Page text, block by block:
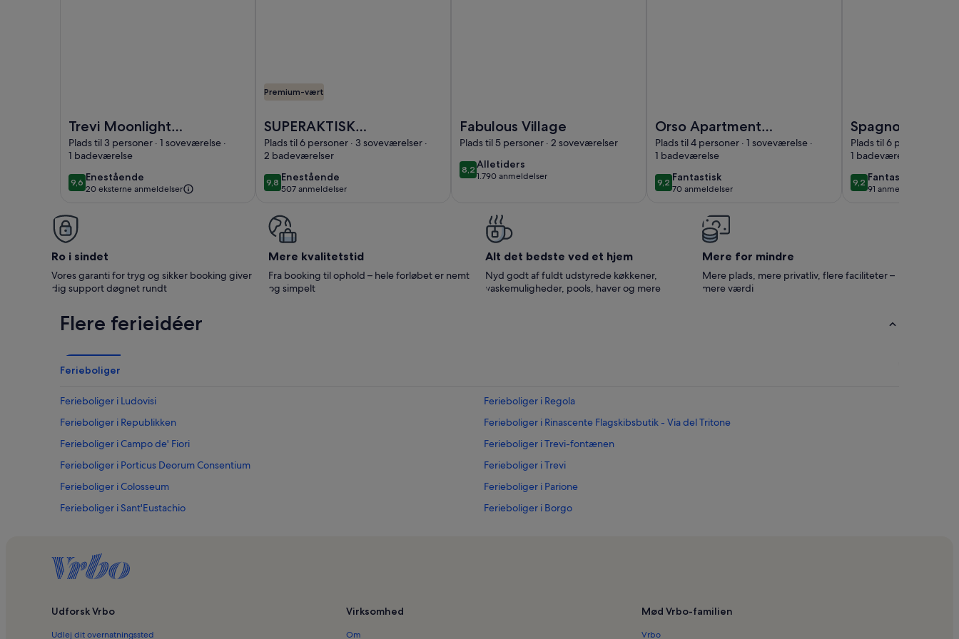
Trevi Moonlight
Apartment with
unique view of Trevi
Fountain, Center of
Rome
Plads til 3 personer · 1 soveværelse ·
1 badeværelse
9,69,6 ud af 10
Enestående
enestående
20 eksterne anmeldelser
Premium-vært
SUPERAKTISK
LEJLIGHED MED
SPLENDID TERRAS
PÅ COLOSSEUM,
ÅNDEDRÆKNING
Plads til 6 personer · 3 soveværelser ·
2 badeværelser
9,89,8 ud af 10
Enestående
enestående
507 anmeldelser
(507
Fabulous Village
Plads til 5 personer · 2 soveværelser
8,28,2 ud af 10
Alletiders
alletiders
1.790 anmeldelser
(1.790
Orso Apartment
Navona Sq.
Plads til 4 personer · 1 soveværelse ·
1 badeværelse
9,29,2 ud af 10
Fantastisk
fantastisk
70 anmeldelser
(70
Spagnoli Roof
Terrace Navona
Plads til 6 personer · 2
1 badeværelse
9,29,2 ud af 10
Fantastisk
fantastisk
91 anmeldelser
(91
Ro i sindet
Vores garanti for tryg og sikker booking giver
dig support døgnet rundt
Mere kvalitetstid
Fra booking til ophold – hele forløbet er nemt
og simpelt
Alt det bedste ved et hjem
Nyd godt af fuldt udstyrede køkkener,
vaskemuligheder, pools, haver og mere
Mere for mindre
Mere plads, mere privatliv, flere faciliteter –
mere værdi
Flere ferieidéer
Ferieboliger
Ferieboliger i Ludovisi
Ferieboliger i Regola
Ferieboliger i Republikken
Ferieboliger i Rinascente Flagskibsbutik - Via del Tritone
Ferieboliger i Campo de' Fiori
Ferieboliger i Trevi-fontænen
Ferieboliger i Porticus Deorum Consentium
Ferieboliger i Trevi
Ferieboliger i Colosseum
Ferieboliger i Parione
Ferieboliger i Sant'Eustachio
Ferieboliger i Borgo
Ferieboliger i Trastevere
Ferieboliger i Palazzo Montecitorio
Ferieboliger i Ponte
Ferieboliger i Rom Centrum
Udforsk Vrbo
Udlej dit overnatningssted
Virksomhed
Om
Mød Vrbo-familien
Vrbo